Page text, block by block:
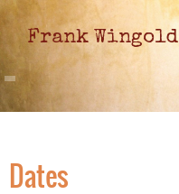
Frank Wingold
Dates